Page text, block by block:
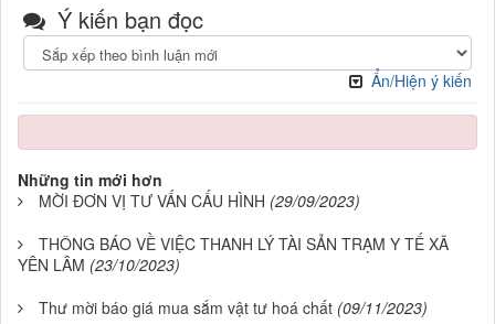
Ý kiến bạn đọc
Ẩn/Hiện ý kiến
Những tin mới hơn
MỜI ĐƠN VỊ TƯ VẤN CẤU HÌNH (29/09/2023)
THÔNG BÁO VỀ VIỆC THANH LÝ TÀI SẢN TRẠM Y TẾ XÃ
YÊN LÂM (23/10/2023)
Thư mời báo giá mua sắm vật tư hoá chất (09/11/2023)